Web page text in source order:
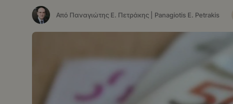
Από Παναγιώτης Ε. Πετράκης | Panagiotis E. Petrakis